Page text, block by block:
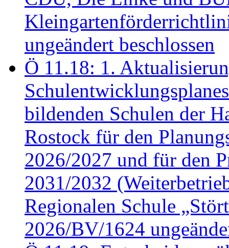
ungeändert beschlossen
Ö 11.18: 1.
bildenden Schulen der
Rostock für den
2026/2027 und für den
2031/2032
Regionalen Schule
2026/BV/1624